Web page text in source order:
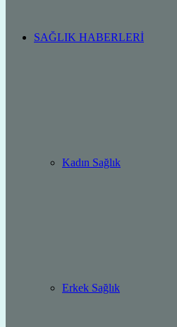
SAĞLIK HABERLERI
Kadın Sağlık
Erkek Sağlık